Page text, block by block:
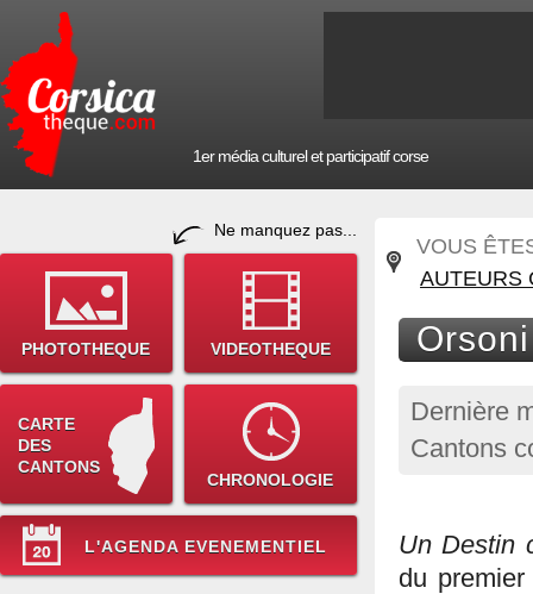
1er média culturel et participatif corse
Ne manquez pas...
PHOTOTHEQUE VIDEOTHEQUE
CARTE
DES
CANTONS
CHRONOLOGIE
L'AGENDA EVENEMENTIEL
VOUS
AUTEURS
Dernière
Cantons
Un Destin
du